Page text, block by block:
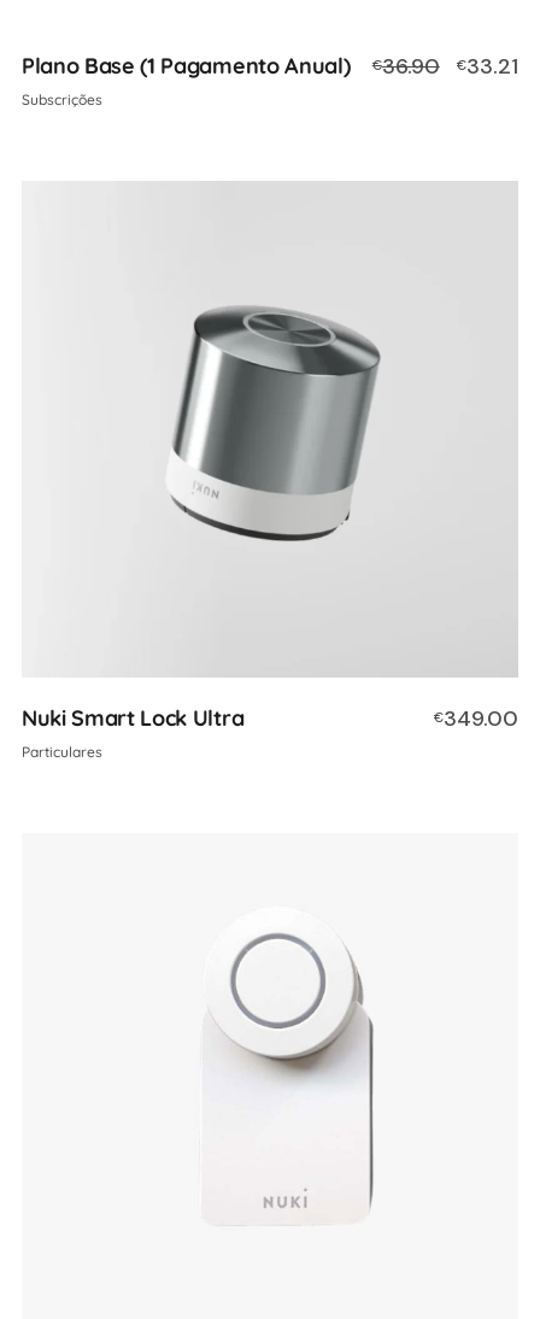
Plano Base (1 Pagamento Anual) €36.90 €33.21
Subscrições
Nuki Smart Lock Ultra €349.00
Particulares